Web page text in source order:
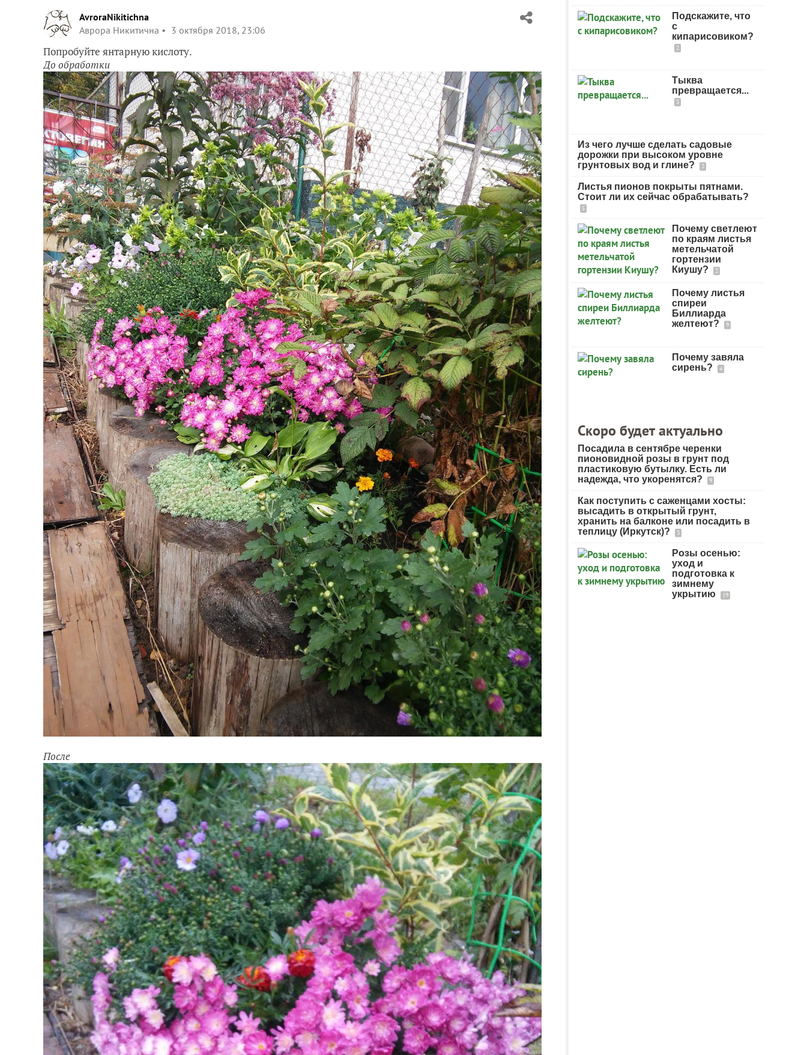
AvroraNikitichna
Аврора Никитична
3 октября 2018, 23:06
Попробуйте янтарную кислоту.
До обработки
После
Подскажите, что
с
кипарисовиком?
2
Тыква
превращается...
3
Из чего лучше сделать садовые
дорожки при высоком уровне
грунтовых вод и глине?
2
Листья пионов покрыты пятнами.
Стоит ли их сейчас обрабатывать?
5
Почему светлеют
по краям листья
метельчатой
гортензии
Киушу?
2
Почему листья
спиреи
Биллиарда
желтеют?
9
Почему завяла
сирень?
4
Скоро будет актуально
Посадила в сентябре черенки
пионовидной розы в грунт под
пластиковую бутылку. Есть ли
надежда, что укоренятся?
9
Как поступить с саженцами хосты:
высадить в открытый грунт,
хранить на балконе или посадить в
теплицу (Иркутск)?
3
Розы осенью:
уход и
подготовка к
зимнему
укрытию
19